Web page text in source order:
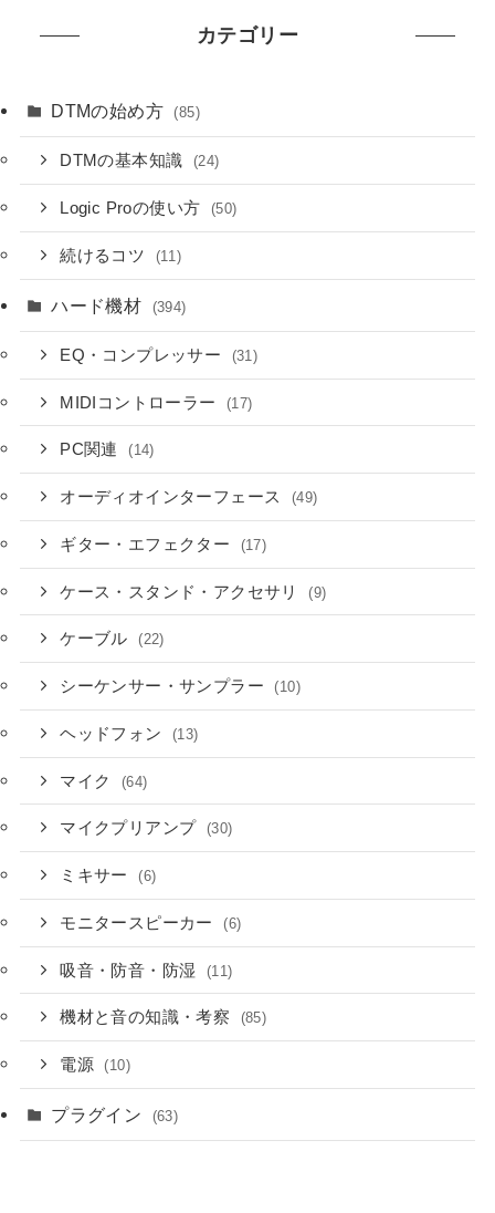
カテゴリー
DTMの始め方 (85)
DTMの基本知識 (24)
Logic Proの使い方 (50)
続けるコツ (11)
ハード機材 (394)
EQ・コンプレッサー (31)
MIDIコントローラー (17)
PC関連 (14)
オーディオインターフェース (49)
ギター・エフェクター (17)
ケース・スタンド・アクセサリ (9)
ケーブル (22)
シーケンサー・サンプラー (10)
ヘッドフォン (13)
マイク (64)
マイクプリアンプ (30)
ミキサー (6)
モニタースピーカー (6)
吸音・防音・防湿 (11)
機材と音の知識・考察 (85)
電源 (10)
プラグイン (63)